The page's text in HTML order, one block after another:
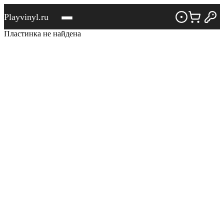
Playvinyl.ru
Пластинка не найдена